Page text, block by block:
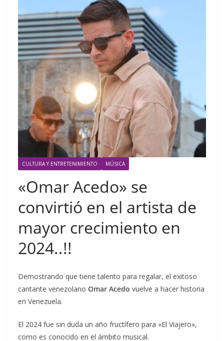
CULTURA Y ENTRETENIMIENTO MÚSICA
«Omar Acedo» se
convirtió en el artista de
mayor crecimiento en
2024..!!
Demostrando que tiene talento para regalar, el exitoso
cantante venezolano Omar Acedo vuelve a hacer historia
en Venezuela.
El 2024 fue sin duda un año fructífero para «El Viajero»,
como es conocido en el ámbito musical.